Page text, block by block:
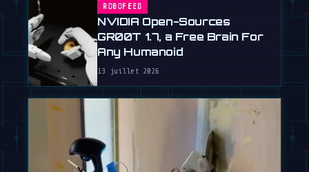
ROBOFEED
NVIDIA Open-Sources
GR00T 1.7, a Free Brain For
Any Humanoid
13 juillet 2026